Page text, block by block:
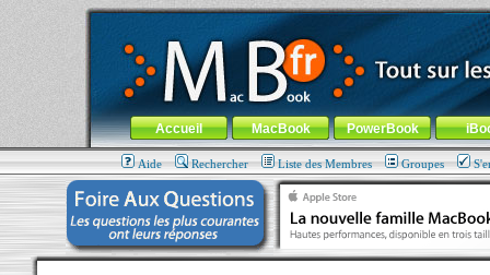
MacBook-fr.com : 100% Apple... 100% nomade !
Aller au contenu-Aller au menu général-Aller au menu de
Menu général
Accueil MacBook PowerBook
Aide Rechercher Liste des Membres Groupes